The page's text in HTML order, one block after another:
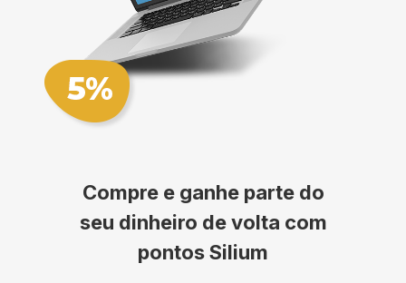
Compre e ganhe parte do
seu dinheiro de volta com
pontos Silium